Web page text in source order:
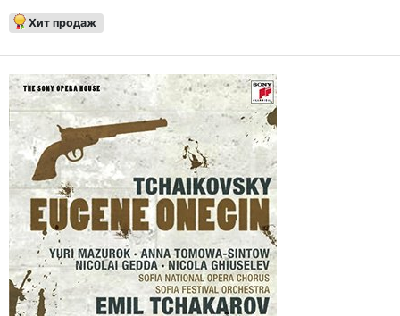
Хит продаж